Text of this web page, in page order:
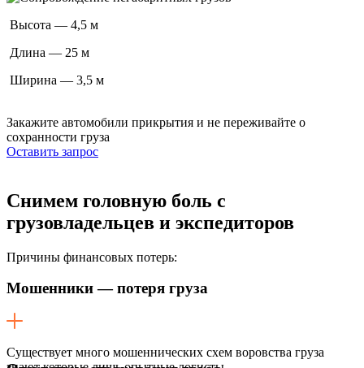
Высота — 4,5 м
Длина — 25 м
Ширина — 3,5 м
Закажите автомобили прикрытия и не переживайте о
сохранности груза
Оставить запрос
Снимем головную боль с
грузовладельцев и экспедиторов
Причины финансовых потерь:
Мошенники — потеря груза
Существует много мошеннических схем воровства груза